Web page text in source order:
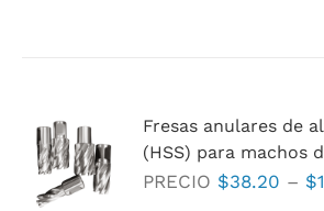
Las
se
Fresas anulares de
(HSS) para machos
PRECIO $38.20 – $